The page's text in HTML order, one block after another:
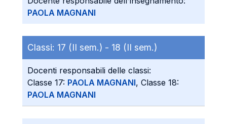
PAOLA MAGNANI
Classi: 17 (II sem.) - 18 (II sem.)
Docenti responsabili delle classi:
Classe 17: PAOLA MAGNANI, Classe 18:
PAOLA MAGNANI